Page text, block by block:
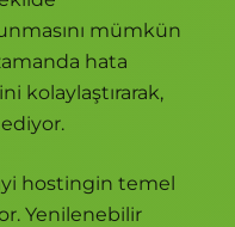
mümkün
hata
kolaylaştırarak,
hostingin temel
Yenilenebilir